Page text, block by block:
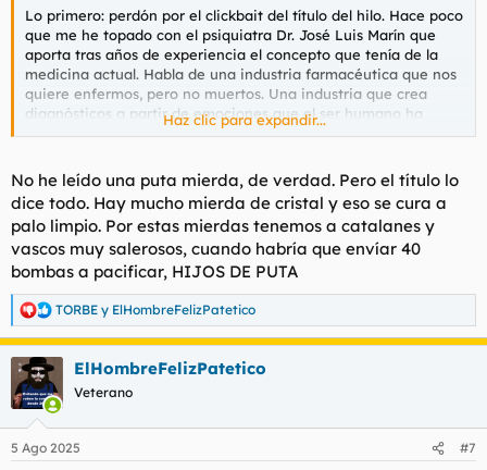
Lo primero: perdón por el clickbait del título del hilo. Hace poco
que me he topado con el psiquiatra Dr. José Luis Marín que
aporta tras años de experiencia el concepto que tenía de la
medicina actual. Habla de una industria farmacéutica que nos
quiere enfermos, pero no muertos. Una industria que crea
diagnósticos a partir de emociones que el ser humano ha
tenido toda su vida. Les han cambiado el nombre, las han
fármacos...
En el vídeo que no tiene desperdicio habla de muchos
conceptos, por sintetizar:
Ansiedad: es lo que en antaño se conocía como
"nervios". Nervios que reflejaban un "miedo" por
enfrentarte en la vida a una situación de incertidumbre:
un examen, tu primera cita, cuando compras la casa,
cuando compites en deporte, cuando te comunican que
tienes una enfermedad, etc.
caso típico de fallecimiento de alguien querido. Llegar a
persona que creías que ibas a ser cuando tenías 20.
Fobia social, o como se indicaba antes "timidez". La
Haz clic para expandir...
No he leído una puta mierda, de verdad. Pero el título lo
dice todo. Hay mucho mierda de cristal y eso se cura a
palo limpio. Por estas mierdas tenemos a catalanes y
vascos muy salerosos, cuando habría que envíar 40
bombas a pacificar, HIJOS DE PUTA
R
e
a
c
c
i
e
TORBE y ElHombreFelizPatetico
ElHombreFelizPatetico
Veterano
5 Ago 2025 #7